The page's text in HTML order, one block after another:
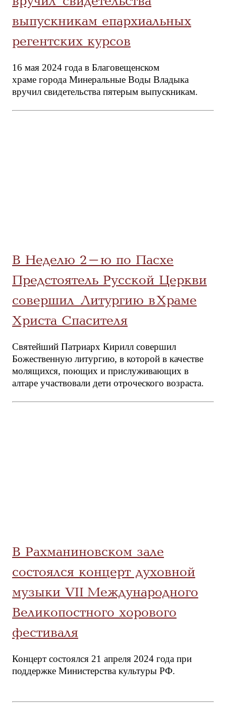
выпускникам епархиальных
регентских курсов
16 мая 2024 года в Благовещенском
храме города Минеральные Воды Владыка
вручил свидетельства пятерым выпускникам.
В Неделю 2-ю по Пасхе
Предстоятель Русской Церкви
совершил Литургию в Храме
Христа Спасителя
Святейший Патриарх Кирилл совершил
Божественную литургию, в которой в качестве
молящихся, поющих и прислуживающих в
алтаре участвовали дети отроческого возраста.
В Рахманиновском зале
состоялся концерт духовной
музыки VII Международного
Великопостного хорового
фестиваля
Концерт состоялся 21 апреля 2024 года при
поддержке Министерства культуры РФ.